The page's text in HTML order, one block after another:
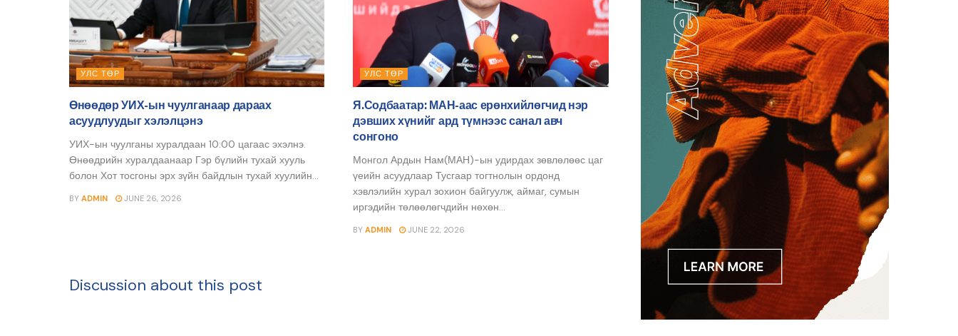
УЛС ТӨР
Өнөөдөр УИХ-ын чуулганаар дараах
асуудлуудыг хэлэлцэнэ
УИХ-ын чуулганы хуралдаан 10:00 цагаас эхэлнэ.
Өнөөдрийн хуралдаанаар Гэр бүлийн тухай хууль
болон Хот тосгоны эрх зүйн байдлын тухай хуулийн...
BY ADMIN JUNE 26, 2026
УЛС ТӨР
Я.Содбаатар: МАН-аас ерөнхийлөгчид нэр
дэвших хүнийг ард түмнээс санал авч
сонгоно
Монгол Ардын Нам(МАН)-ын удирдах зөвлөлөөс цаг
үеийн асуудлаар Тусгаар тогтнолын ордонд
хэвлэлийн хурал зохион байгуулж, аймаг, сумын
иргэдийн төлөөлөгчдийн нөхөн...
BY ADMIN JUNE 22, 2026
Discussion about this post